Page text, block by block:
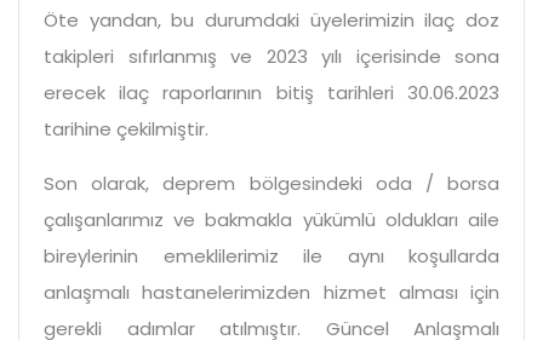
Öte yandan, bu durumdaki üyelerimizin ilaç doz
takipleri sıfırlanmış ve 2023 yılı içerisinde sona
erecek ilaç raporlarının bitiş tarihleri 30.06.2023
tarihine çekilmiştir.
Son olarak, deprem bölgesindeki oda / borsa
çalışanlarımız ve bakmakla yükümlü oldukları aile
bireylerinin emeklilerimiz ile aynı koşullarda
anlaşmalı hastanelerimizden hizmet alması için
gerekli adımlar atılmıştır. Güncel Anlaşmalı